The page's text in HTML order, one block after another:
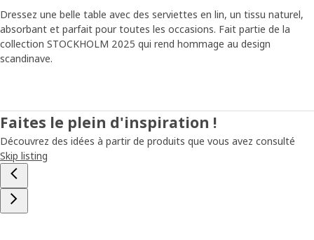
Dressez une belle table avec des serviettes en lin, un tissu naturel,
absorbant et parfait pour toutes les occasions. Fait partie de la
collection STOCKHOLM 2025 qui rend hommage au design
scandinave.
Faites le plein d'inspiration !
Découvrez des idées à partir de produits que vous avez consulté
Skip listing